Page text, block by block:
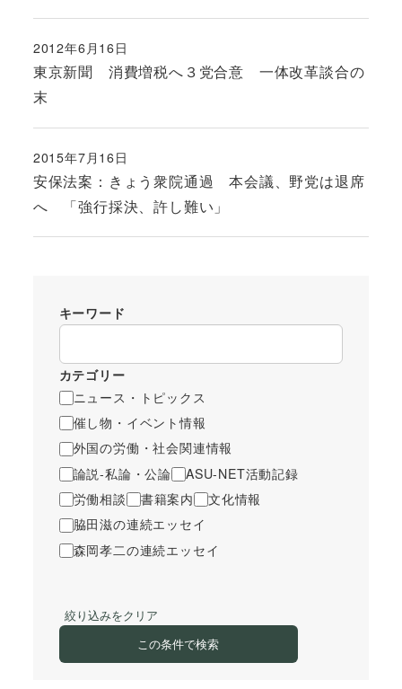
東京新聞 消費増税へ３党合意 一体改革談合の
末
投稿日
2012年6月16日
安保法案：きょう衆院通過 本会議、野党は退席
へ 「強行採決、許し難い」
投稿日
2015年7月16日
キーワード
カテゴリー
ニュース・トピックス
催し物・イベント情報
外国の労働・社会関連情報
論説-私論・公論
ASU-NET活動記録
労働相談
書籍案内
文化情報
脇田滋の連続エッセイ
森岡孝二の連続エッセイ
絞り込みをクリア
この条件で検索